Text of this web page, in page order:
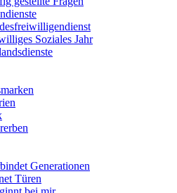
Soziales Jahr
Generationen
Türen